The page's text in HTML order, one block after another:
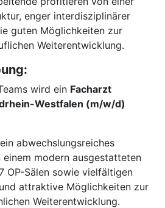
enger interdisziplinärer
guten Möglichkeiten zur
Weiterentwicklung.
wird ein Facharzt
Westfalen (m/w/d)
abwechslungsreiches
modern ausgestatteten
OP-Sälen sowie vielfältigen
attraktive Möglichkeiten zur
Weiterentwicklung.